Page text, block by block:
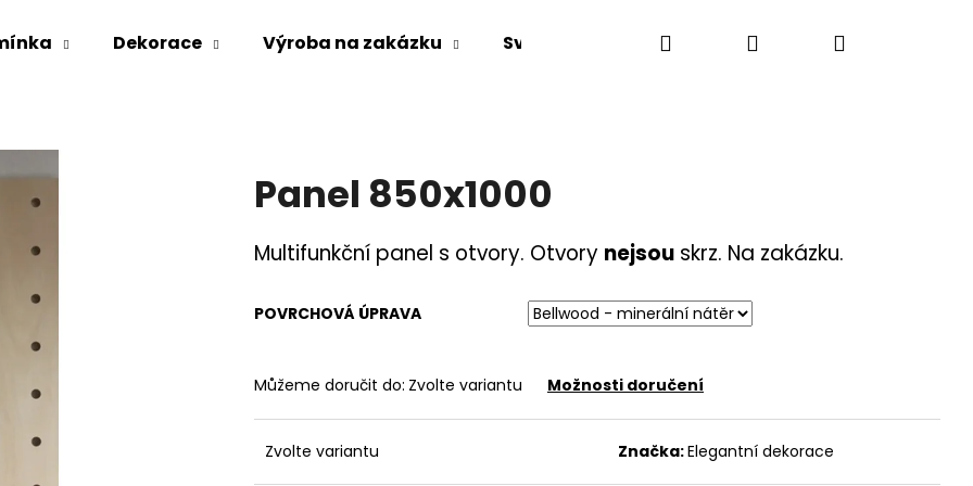
Dekorace Výroba na zakázku Svatby Napište nám Moje objednávka
Hledat PřihlášeníNákupní
Panel 850x1000
Multifunkční panel s otvory. Otvory nejsou skrz. Na zakázku.
POVRCHOVÁ ÚPRAVA
Můžeme doručit do: Zvolte variantu Možnosti doručení
Zvolte variantu Značka:Elegantní dekorace
HLEDAT